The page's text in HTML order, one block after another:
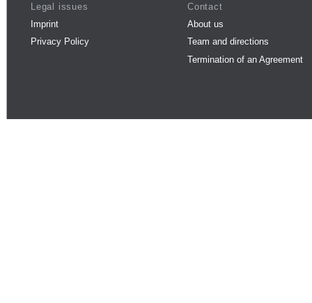
Legal issues
Imprint
Privacy Policy
Contact
About us
Team and directions
Termination of an Agreement